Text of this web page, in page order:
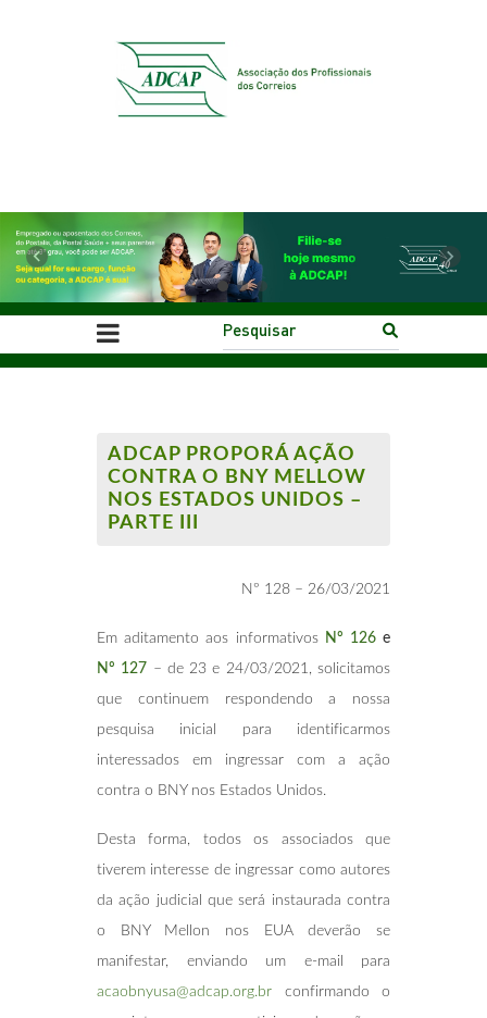
Previous Next
ADCAP PROPORÁ AÇÃO
CONTRA O BNY MELLOW
NOS ESTADOS UNIDOS –
PARTE III
Nº 128 – 26/03/2021
Em aditamento aos informativos Nº 126e
Nº 127 – de 23 e 24/03/2021, solicitamos
que continuem respondendo a nossa
pesquisa inicial para identificarmos
interessados em ingressar com a ação
contra o BNY nos Estados Unidos.
Desta forma, todos os associados que
tiverem interesse de ingressar como autores
da ação judicial que será instaurada contra
o BNY Mellon nos EUA deverão se
manifestar, enviando um e-mail para
acaobnyusa@adcap.org.br confirmando o